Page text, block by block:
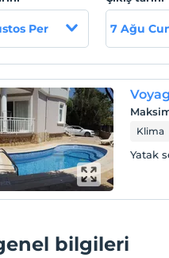
Per 7 Ağu
Klima
Yatak
bilgileri